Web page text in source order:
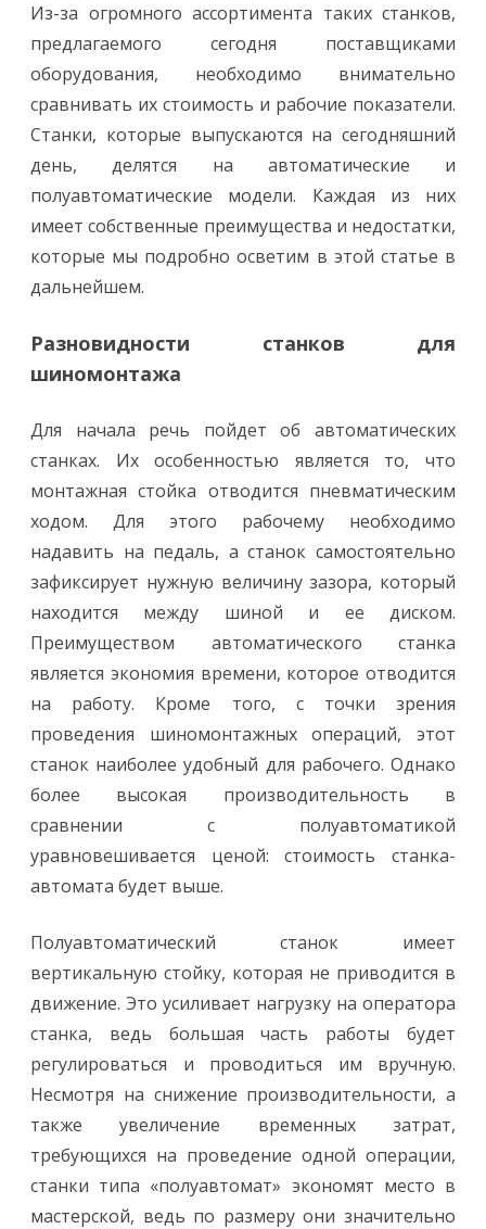
Из-за огромного ассортимента таких станков,
предлагаемого сегодня поставщиками
оборудования, необходимо внимательно
сравнивать их стоимость и рабочие показатели.
Станки, которые выпускаются на сегодняшний
день, делятся на автоматические и
полуавтоматические модели. Каждая из них
имеет собственные преимущества и недостатки,
которые мы подробно осветим в этой статье в
дальнейшем.
Разновидности станков для
шиномонтажа
Для начала речь пойдет об автоматических
станках. Их особенностью является то, что
монтажная стойка отводится пневматическим
ходом. Для этого рабочему необходимо
надавить на педаль, а станок самостоятельно
зафиксирует нужную величину зазора, который
находится между шиной и ее диском.
Преимуществом автоматического станка
является экономия времени, которое отводится
на работу. Кроме того, с точки зрения
проведения шиномонтажных операций, этот
станок наиболее удобный для рабочего. Однако
более высокая производительность в
сравнении с полуавтоматикой
уравновешивается ценой: стоимость станка-
автомата будет выше.
Полуавтоматический станок имеет
вертикальную стойку, которая не приводится в
движение. Это усиливает нагрузку на оператора
станка, ведь большая часть работы будет
регулироваться и проводиться им вручную.
Несмотря на снижение производительности, а
также увеличение временных затрат,
требующихся на проведение одной операции,
станки типа «полуавтомат» экономят место в
мастерской, ведь по размеру они значительно